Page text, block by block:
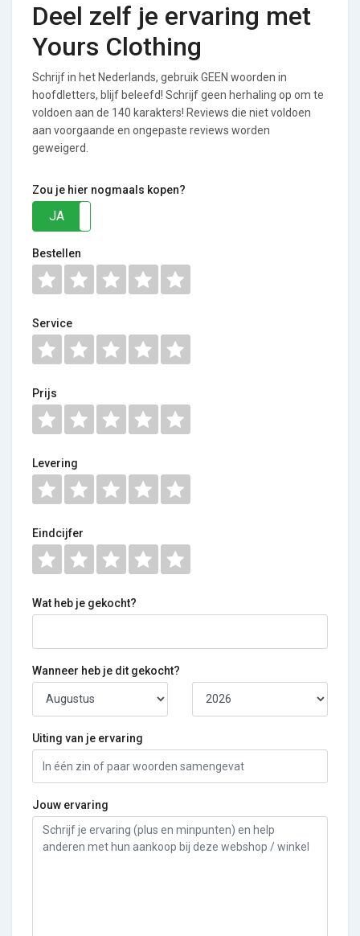
Deel zelf je ervaring met
Yours Clothing
Schrijf in het Nederlands, gebruik GEEN woorden in
hoofdletters, blijf beleefd! Schrijf geen herhaling op om te
voldoen aan de 140 karakters! Reviews die niet voldoen
aan voorgaande en ongepaste reviews worden
geweigerd.
Zou je hier nogmaals kopen?
JA
Bestellen
Service
Prijs
Levering
Eindcijfer
Wat heb je gekocht?
Wanneer heb je dit gekocht?
Uiting van je ervaring
Jouw ervaring